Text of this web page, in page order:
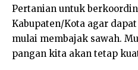
Pertanian untuk
Kabupaten/Kota agar
mulai membajak sawah.
pangan kita akan tetap